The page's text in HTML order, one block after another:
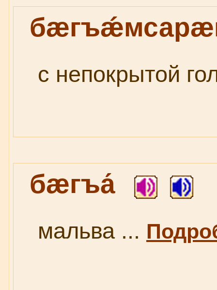
с непокрытой
бæгъа́
мальва ...